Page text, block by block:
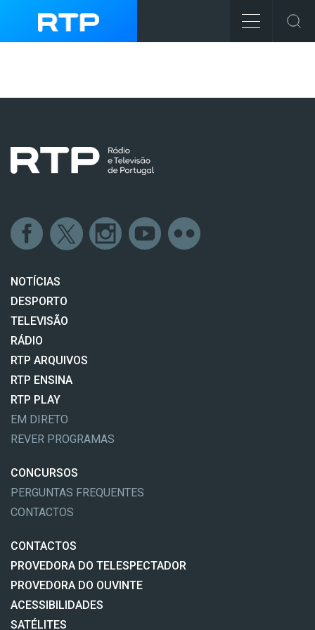
NOTÍCIAS
DESPORTO
TELEVISÃO
RÁDIO
RTP ARQUIVOS
RTP ENSINA
RTP PLAY
EM DIRETO
REVER PROGRAMAS
CONCURSOS
PERGUNTAS FREQUENTES
CONTACTOS
CONTACTOS
PROVEDORA DO TELESPECTADOR
PROVEDORA DO OUVINTE
ACESSIBILIDADES
SATÉLITES